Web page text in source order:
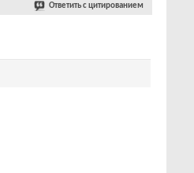
Ответить с цитированием